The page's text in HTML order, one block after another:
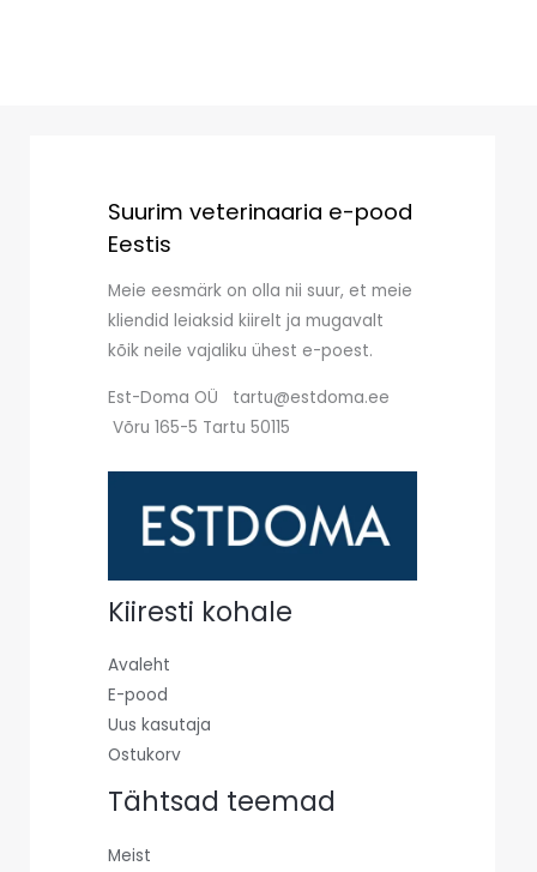
Suurim veterinaaria e-pood
Eestis
Meie eesmärk on olla nii suur, et meie
kliendid leiaksid kiirelt ja mugavalt
kõik neile vajaliku ühest e-poest.
Est-Doma OÜ tartu@estdoma.ee
Võru 165-5 Tartu 50115
Kiiresti kohale
Avaleht
E-pood
Uus kasutaja
Ostukorv
Tähtsad teemad
Meist